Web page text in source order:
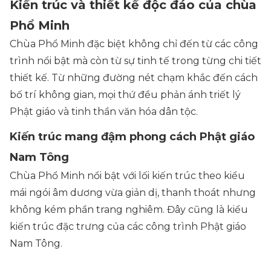
Kiến trúc và thiết kế độc đáo của chùa
Phổ Minh
Chùa Phổ Minh đặc biệt không chỉ đến từ các công
trình nổi bật mà còn từ sự tinh tế trong từng chi tiết
thiết kế. Từ những đường nét chạm khắc đến cách
bố trí không gian, mọi thứ đều phản ánh triết lý
Phật giáo và tinh thần văn hóa dân tộc.
Kiến trúc mang đậm phong cách Phật giáo
Nam Tông
Chùa Phổ Minh nổi bật với lối kiến trúc theo kiểu
mái ngói âm dương vừa giản dị, thanh thoát nhưng
không kém phần trang nghiêm. Đây cũng là kiểu
kiến trúc đặc trưng của các công trình Phật giáo
Nam Tông.